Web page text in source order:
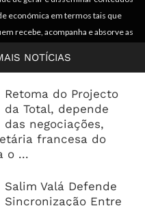
NOTÍCIAS
Retoma do Projecto
da Total, depende
das negociações,
francesa do
o ...
Salim Valá Defende
Sincronização Entre
económica em termos tais que
recebe, acompanha e absorve as
do projecto. Portanto, o
para os objectivos institucionais e
Procura
2026, Mas Crédito,